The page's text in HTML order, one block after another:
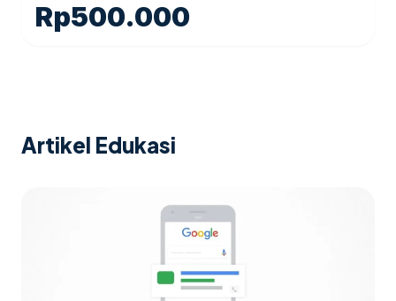
Rp500.000
Artikel Edukasi